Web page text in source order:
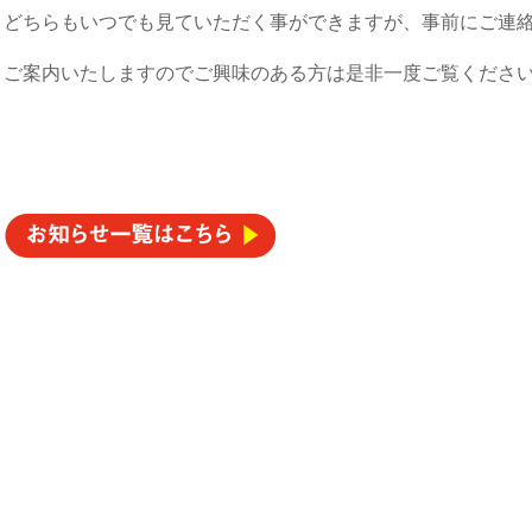
どちらもいつでも見ていただく事ができますが、事前にご連
ご案内いたしますのでご興味のある方は是非一度ご覧ください